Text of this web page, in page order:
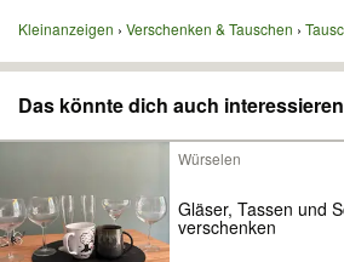
Kleinanzeigen Verschenken & Tauschen
Das könnte dich auch interessieren
Würselen
Gläser, Tassen und
verschenken